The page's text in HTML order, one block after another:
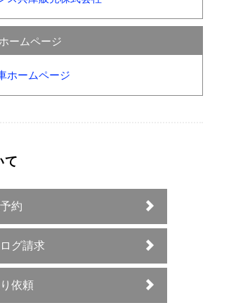
ームページ
ホームページ
て
約
グ請求
依頼